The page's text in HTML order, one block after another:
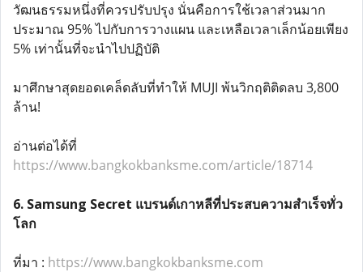
วัฒนธรรมหนึ่งที่ควรปรับปรุง นั่นคือการใช้เวลาส่วนมาก
ประมาณ 95% ไปกับการวางแผน และเหลือเวลาเล็กน้อยเพียง
5% เท่านั้นที่จะนำไปปฏิบัติ
มาศึกษาสุดยอดเคล็ดลับที่ทำให้ MUJI พ้นวิกฤติติดลบ 3,800
ล้าน!
อ่านต่อได้ที่
https://www.bangkokbanksme.com/article/18714
6. Samsung Secret แบรนด์เกาหลีที่ประสบความสำเร็จทั่ว
โลก
ที่มา : https://www.bangkokbanksme.com